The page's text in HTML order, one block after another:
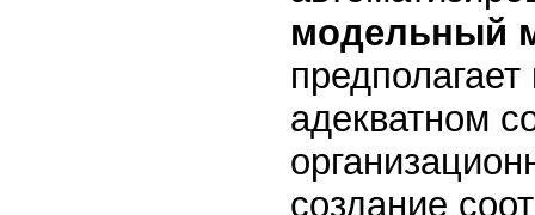
модельный
адекватном
создание